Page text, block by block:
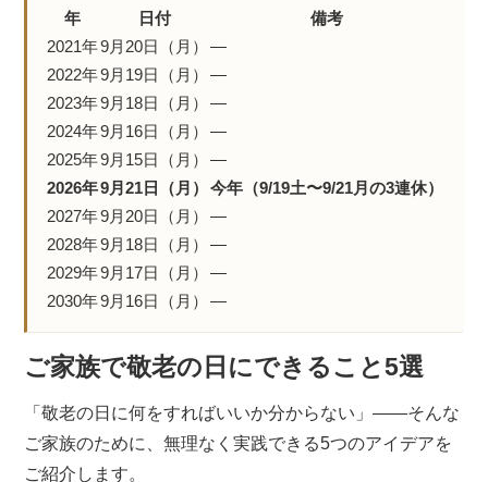
年 日付
備考
2021年9月20日（月）
—
2022年9月19日（月）
—
2023年9月18日（月）
—
2024年9月16日（月）
—
2025年9月15日（月）
—
2026年9月21日（月）
今年（9/19土〜9/21月の3連休）
2027年9月20日（月）
—
2028年9月18日（月）
—
2029年9月17日（月）
—
2030年9月16日（月） —
ご家族で敬老の日にできること5選
「敬老の日に何をすればいいか分からない」――そんな
ご家族のために、無理なく実践できる5つのアイデアを
ご紹介します。